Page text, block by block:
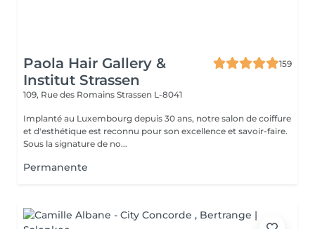
Paola Hair Gallery &
Institut Strassen
159
109, Rue des Romains Strassen L-8041
Implanté au Luxembourg depuis 30 ans, notre salon de coiffure
et d'esthétique est reconnu pour son excellence et savoir-faire.
Sous la signature de no...
Permanente